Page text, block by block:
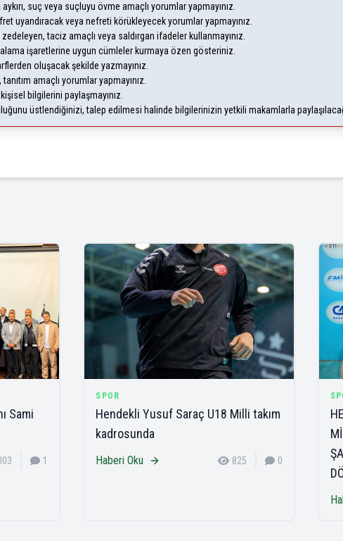
suç veya suçluyu övme amaçlı yorumlar yapmayınız.
uyandıracak veya nefreti körükleyecek yorumlar yapmayınız.
zedeleyen, taciz amaçlı veya saldırgan ifadeler kullanmayınız.
işaretlerine uygun cümleler kurmaya özen gösteriniz.
oluşacak şekilde yazmayınız.
amaçlı yorumlar yapmayınız.
bilgilerini paylaşmayınız.
üstlendiğinizi, talep edilmesi halinde bilgilerinizin yetkili makamlarla
Sami
1
SPOR
Hendekli Yusuf Saraç U18 Milli takım
kadrosunda
Haberi Oku 825 0